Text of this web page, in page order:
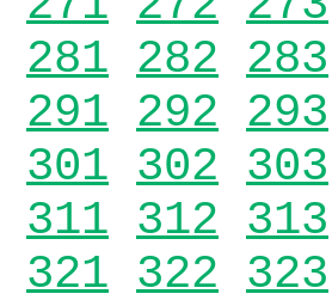
281 282 283
291 292 293
301 302 303
311 312 313
321 322 323